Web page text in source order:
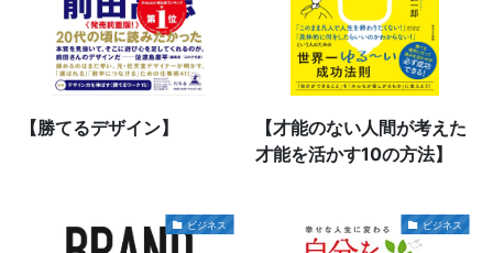
【勝てるデザイン】
【才能のない人間が考えた
才能を活かす10の方法】
ビジネス ビジネス